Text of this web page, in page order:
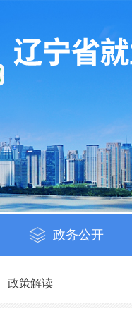
政务公开
政策解读